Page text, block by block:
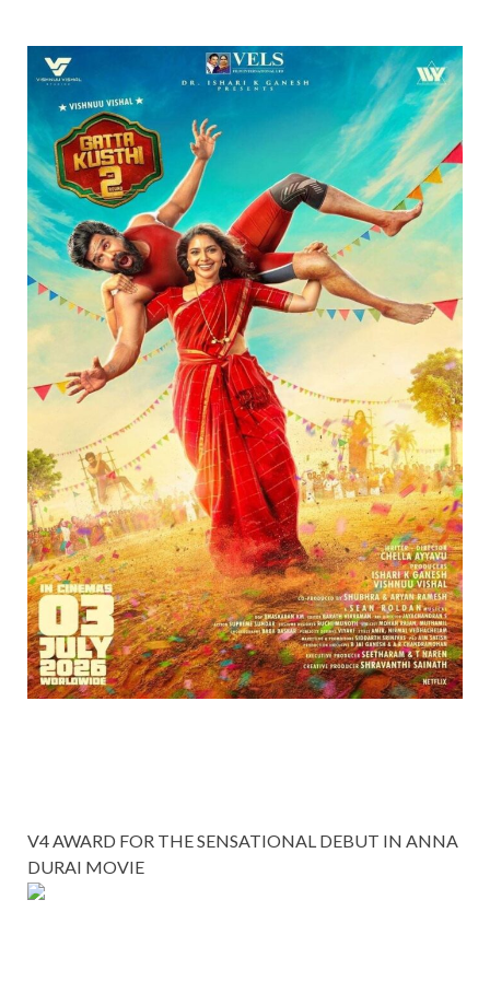
V4 AWARD FOR THE SENSATIONAL DEBUT IN ANNA
DURAI MOVIE